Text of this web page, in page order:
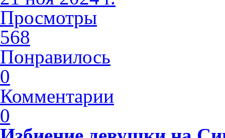
Просмотры
568
Понравилось
0
Комментарии
0